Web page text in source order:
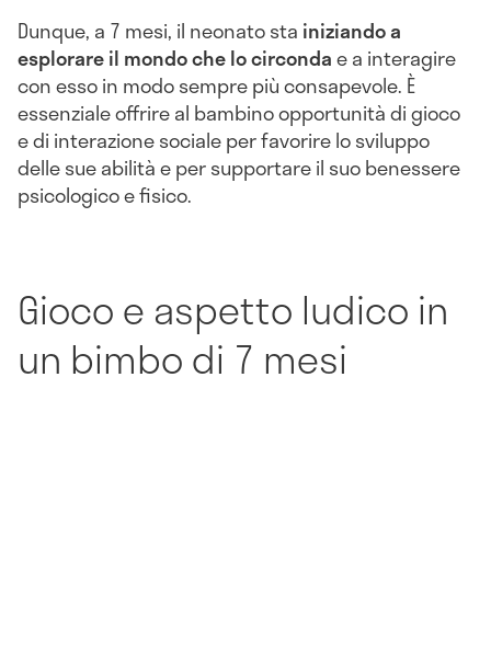
Dunque, a 7 mesi, il neonato sta iniziando a
esplorare il mondo che lo circondae a interagire
con esso in modo sempre più consapevole. È
essenziale offrire al bambino opportunità di gioco
e di interazione sociale per favorire lo sviluppo
delle sue abilità e per supportare il suo benessere
psicologico e fisico.
Gioco e aspetto ludico in
un bimbo di 7 mesi